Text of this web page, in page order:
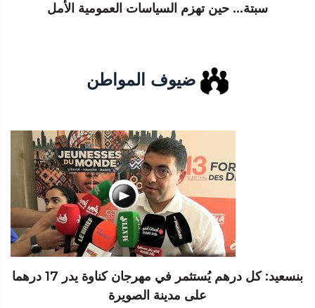
سبتة... حين تهزم السياسات العمومية الأمل
ضيوف المواطن
بنسعيد: كل درهم يُستثمر في مهرجان كناوة يدر 17 درهما
على مدينة الصويرة